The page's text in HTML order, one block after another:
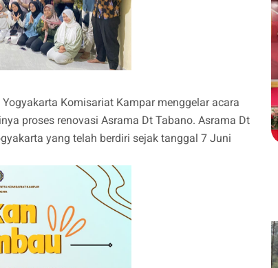
Komisariat Kampar menggelar acara
proses renovasi Asrama Dt Tabano. Asrama Dt
yang telah berdiri sejak tanggal 7 Juni